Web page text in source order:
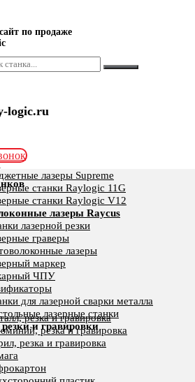
по продаже
logic.ru
лазеры Supreme
станки Raylogic 11G
станки Raylogic V12
лазеры Raycus
лазерной резки
граверы
лазеры
маркер
ЧПУ
для лазерной сварки металла
лазерные станки
и гравировки
резка и гравировка
резка и гравировка
резка и гравировка